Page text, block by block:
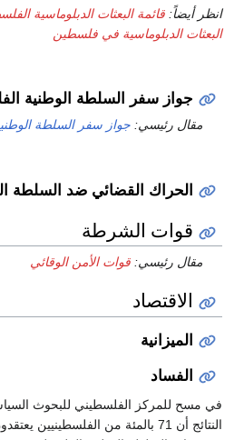
انظر أيضاً: قائمة البعثات الدبلوماسية
البعثات الدبلوماسية في فلسطين
جواز سفر السلطة الوطنية
مقال رئيسي:جواز سفر السلطة
الحراك القضائي ضد السلطة
قوات الشرطة
مقال رئيسي:قوات الأمن الوقائي
الاقتصاد
الميزانية
الفساد
في مسح للمركز الفلسطيني للبحوث
النتائج أن 71 بالمئة من